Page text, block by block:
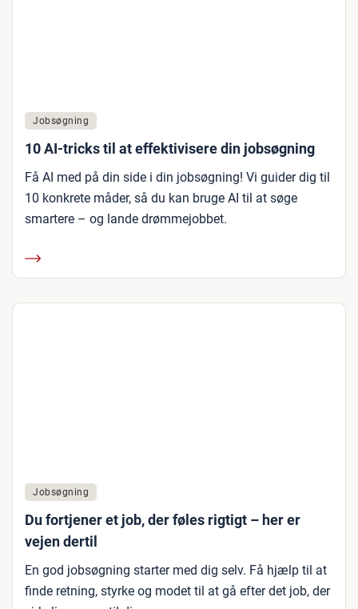
Jobsøgning
10 AI-tricks til at effektivisere din jobsøgning
Få AI med på din side i din jobsøgning! Vi guider dig til
10 konkrete måder, så du kan bruge AI til at søge
smartere – og lande drømmejobbet.
Jobsøgning
Du fortjener et job, der føles rigtigt – her er
vejen dertil
En god jobsøgning starter med dig selv. Få hjælp til at
finde retning, styrke og modet til at gå efter det job, der